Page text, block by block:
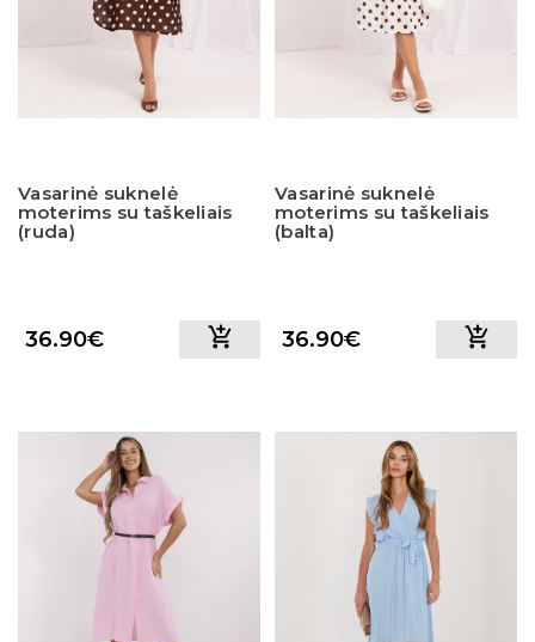
Vasarinė suknelė
moterims su taškeliais
(ruda)
36.90€
Vasarinė suknelė
moterims su taškeliais
(balta)
36.90€